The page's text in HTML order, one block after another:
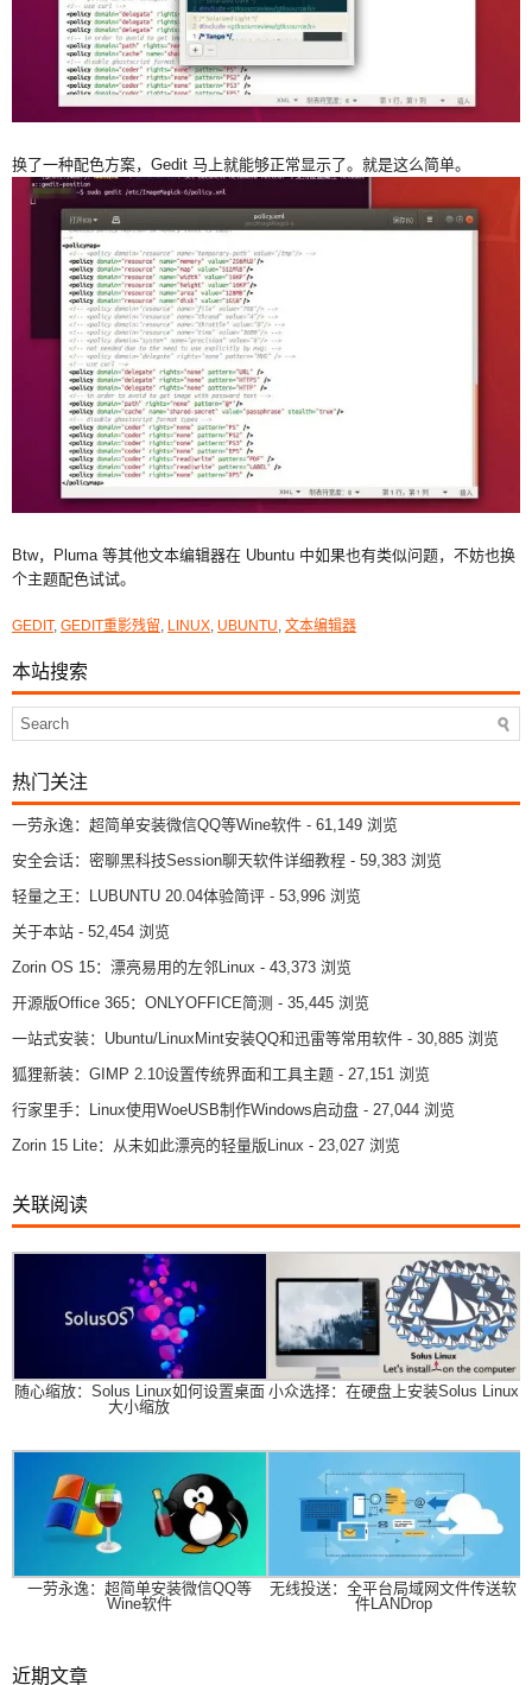
换了一种配色方案，Gedit 马上就能够正常显示了。就是这么简单。
Btw，Pluma 等其他文本编辑器在 Ubuntu 中如果也有类似问题，不妨也换
个主题配色试试。
GEDIT, GEDIT重影残留, LINUX, UBUNTU, 文本编辑器
本站搜索
热门关注
一劳永逸：超简单安装微信QQ等Wine软件 - 61,149 浏览
安全会话：密聊黑科技Session聊天软件详细教程 - 59,383 浏览
轻量之王：LUBUNTU 20.04体验简评 - 53,996 浏览
关于本站 - 52,454 浏览
Zorin OS 15：漂亮易用的左邻Linux - 43,373 浏览
开源版Office 365：ONLYOFFICE简测 - 35,445 浏览
一站式安装：Ubuntu/LinuxMint安装QQ和迅雷等常用软件 - 30,885 浏览
狐狸新装：GIMP 2.10设置传统界面和工具主题 - 27,151 浏览
行家里手：Linux使用WoeUSB制作Windows启动盘 - 27,044 浏览
Zorin 15 Lite：从未如此漂亮的轻量版Linux - 23,027 浏览
关联阅读
随心缩放：Solus Linux如何设置桌面
大小缩放
小众选择：在硬盘上安装Solus Linux
一劳永逸：超简单安装微信QQ等
Wine软件
无线投送：全平台局域网文件传送软
件LANDrop
近期文章